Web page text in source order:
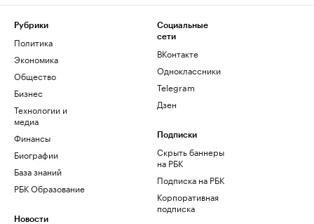
Рубрики
Политика
Экономика
Общество
Бизнес
Технологии и
медиа
Финансы
Биографии
База знаний
РБК Образование
Новости
Социальные
сети
ВКонтакте
Одноклассники
Telegram
Дзен
Подписки
Скрыть баннеры
на РБК
Подписка на РБК
Корпоративная
подписка